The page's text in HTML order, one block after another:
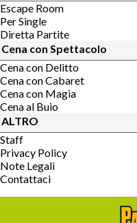
Escape Room
Per Single
Diretta Partite
Cena con Spettacolo
Cena con Delitto
Cena con Cabaret
Cena con Magia
Cena al Buio
ALTRO
Staff
Privacy Policy
Note Legali
Contattaci